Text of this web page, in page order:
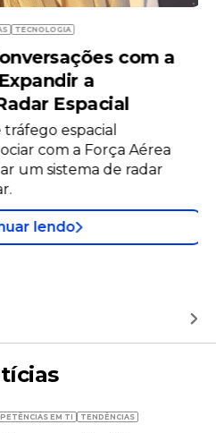
TECNOLOGIA
com a
a
Espacial
espacial
com a Força Aérea
um sistema de radar
lendo
EM TI TENDÊNCIAS